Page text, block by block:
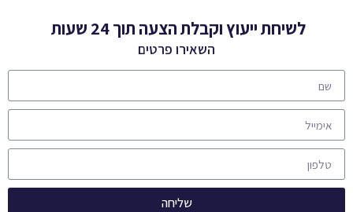
לשיחת ייעוץ וקבלת הצעה תוך 24 שעות
השאירו פרטים
שליחה